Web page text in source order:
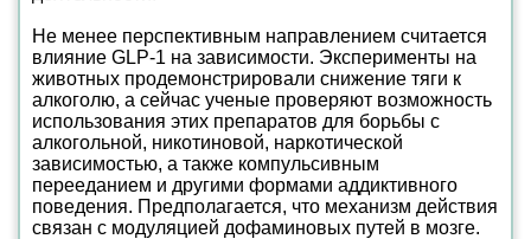
Не менее перспективным направлением считается
влияние GLP-1 на зависимости. Эксперименты на
животных продемонстрировали снижение тяги к
алкоголю, а сейчас ученые проверяют возможность
использования этих препаратов для борьбы с
алкогольной, никотиновой, наркотической
зависимостью, а также компульсивным
перееданием и другими формами аддиктивного
поведения. Предполагается, что механизм действия
связан с модуляцией дофаминовых путей в мозге.